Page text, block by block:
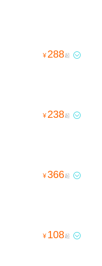
¥ 288起 
¥ 238起 
¥366起 
¥ 108起 